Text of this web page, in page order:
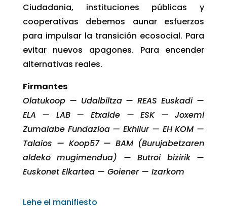
Ciudadania, instituciones públicas y
cooperativas debemos aunar esfuerzos
para impulsar la transición ecosocial. Para
evitar nuevos apagones. Para encender
alternativas reales.
Firmantes
Olatukoop — Udalbiltza — REAS Euskadi —
ELA — LAB — Etxalde — ESK — Joxemi
Zumalabe Fundazioa — Ekhilur — EH KOM —
Talaios — Koop57 — BAM (Burujabetzaren
aldeko mugimendua) — Butroi bizirik —
Euskonet Elkartea — Goiener — Izarkom
Lehe el manifiesto